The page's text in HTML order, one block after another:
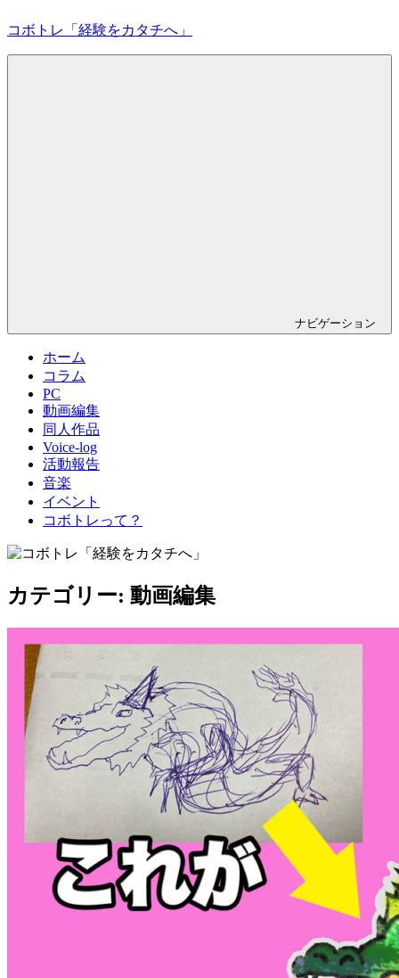
ン
テ
コボトレ「経験をカタチへ」
ナビゲーション
ホーム
コラム
PC
動画編集
同人作品
Voice-log
活動報告
音楽
イベント
コボトレって？
カテゴリー: 動画編集